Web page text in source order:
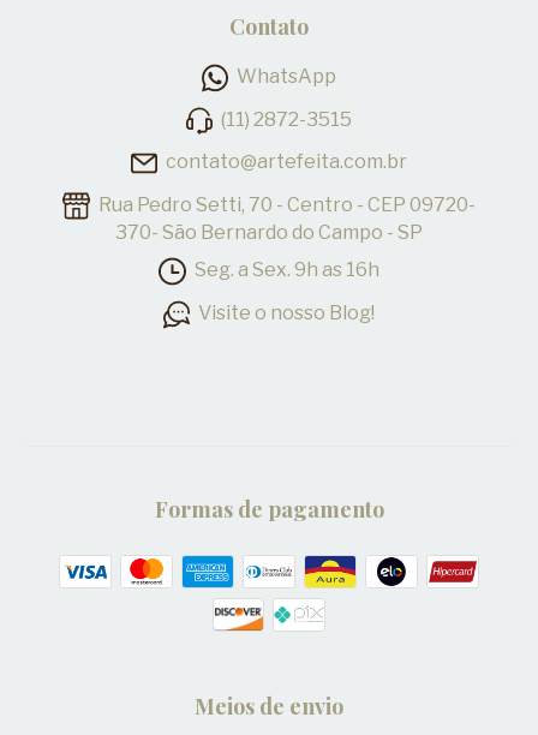
Contato
WhatsApp
(11) 2872-3515
contato@artefeita.com.br
Rua Pedro Setti, 70 - Centro - CEP 09720-
370- São Bernardo do Campo - SP
Seg. a Sex. 9h as 16h
Visite o nosso Blog!
Formas de pagamento
Meios de envio